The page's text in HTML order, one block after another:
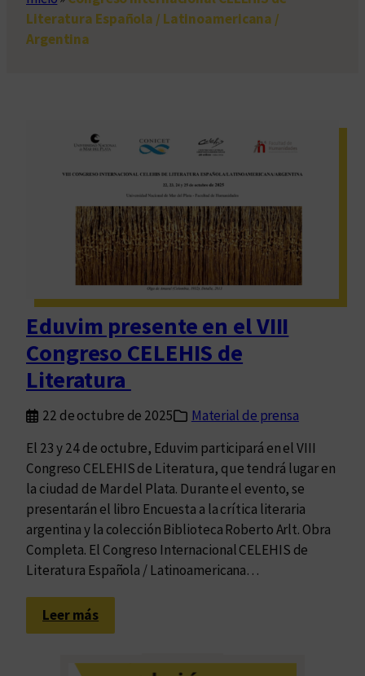
Literatura Española / Latinoamericana /
Argentina
Eduvim presente en el VIII
Congreso CELEHIS de
Literatura
22 de octubre de 2025
Material de prensa
El 23 y 24 de octubre, Eduvim participará en el VIII
Congreso CELEHIS de Literatura, que tendrá lugar en
la ciudad de Mar del Plata. Durante el evento, se
presentarán el libro Encuesta a la crítica literaria
argentina y la colección Biblioteca Roberto Arlt. Obra
Completa. El Congreso Internacional CELEHIS de
Literatura Española / Latinoamericana…
Leer más:
E